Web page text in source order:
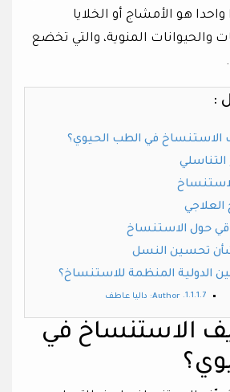
هو الأمشاج أو الخلايا
والحيوانات المنوية، والتي تخضع
:
الاستنساخ في الطب الحيوي؟
حول الاستنساخ
تحسين النسل
الدولية المنظمة للاستنساخ؟
Author: داليا عاطف
الاستنساخ في